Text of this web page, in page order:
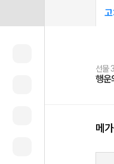
선물
행운
선물
메가
여름
메가
2027
강사
스마
설문
메가
3일
메가
메가
사회
희망
메